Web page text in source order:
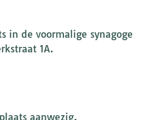
in de voormalige synagoge
1A.
aanwezig.